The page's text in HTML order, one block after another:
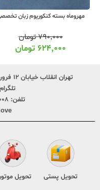
مهروماه بسته کنکوریوم زبان
۷۹۰,۰۰۰تومان
۶۲۴,۰۰۰ تومان
تهران انقلاب خیابان ۱۲ فروردین پایین تر از وحید نظری پلاک ۲۴۹
تلفن:
تحویل پستی تحویل